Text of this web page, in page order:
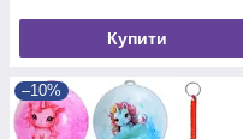
Купити
–10%